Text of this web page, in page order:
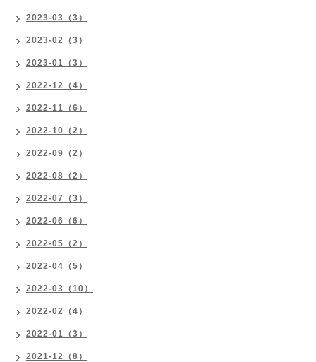
2023-03（3）
2023-02（3）
2023-01（3）
2022-12（4）
2022-11（6）
2022-10（2）
2022-09（2）
2022-08（2）
2022-07（3）
2022-06（6）
2022-05（2）
2022-04（5）
2022-03（10）
2022-02（4）
2022-01（3）
2021-12（8）